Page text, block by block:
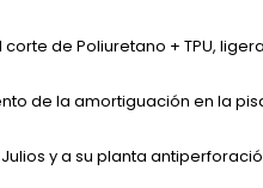
de Poliuretano + TPU,
de la amortiguación en la
y a su planta